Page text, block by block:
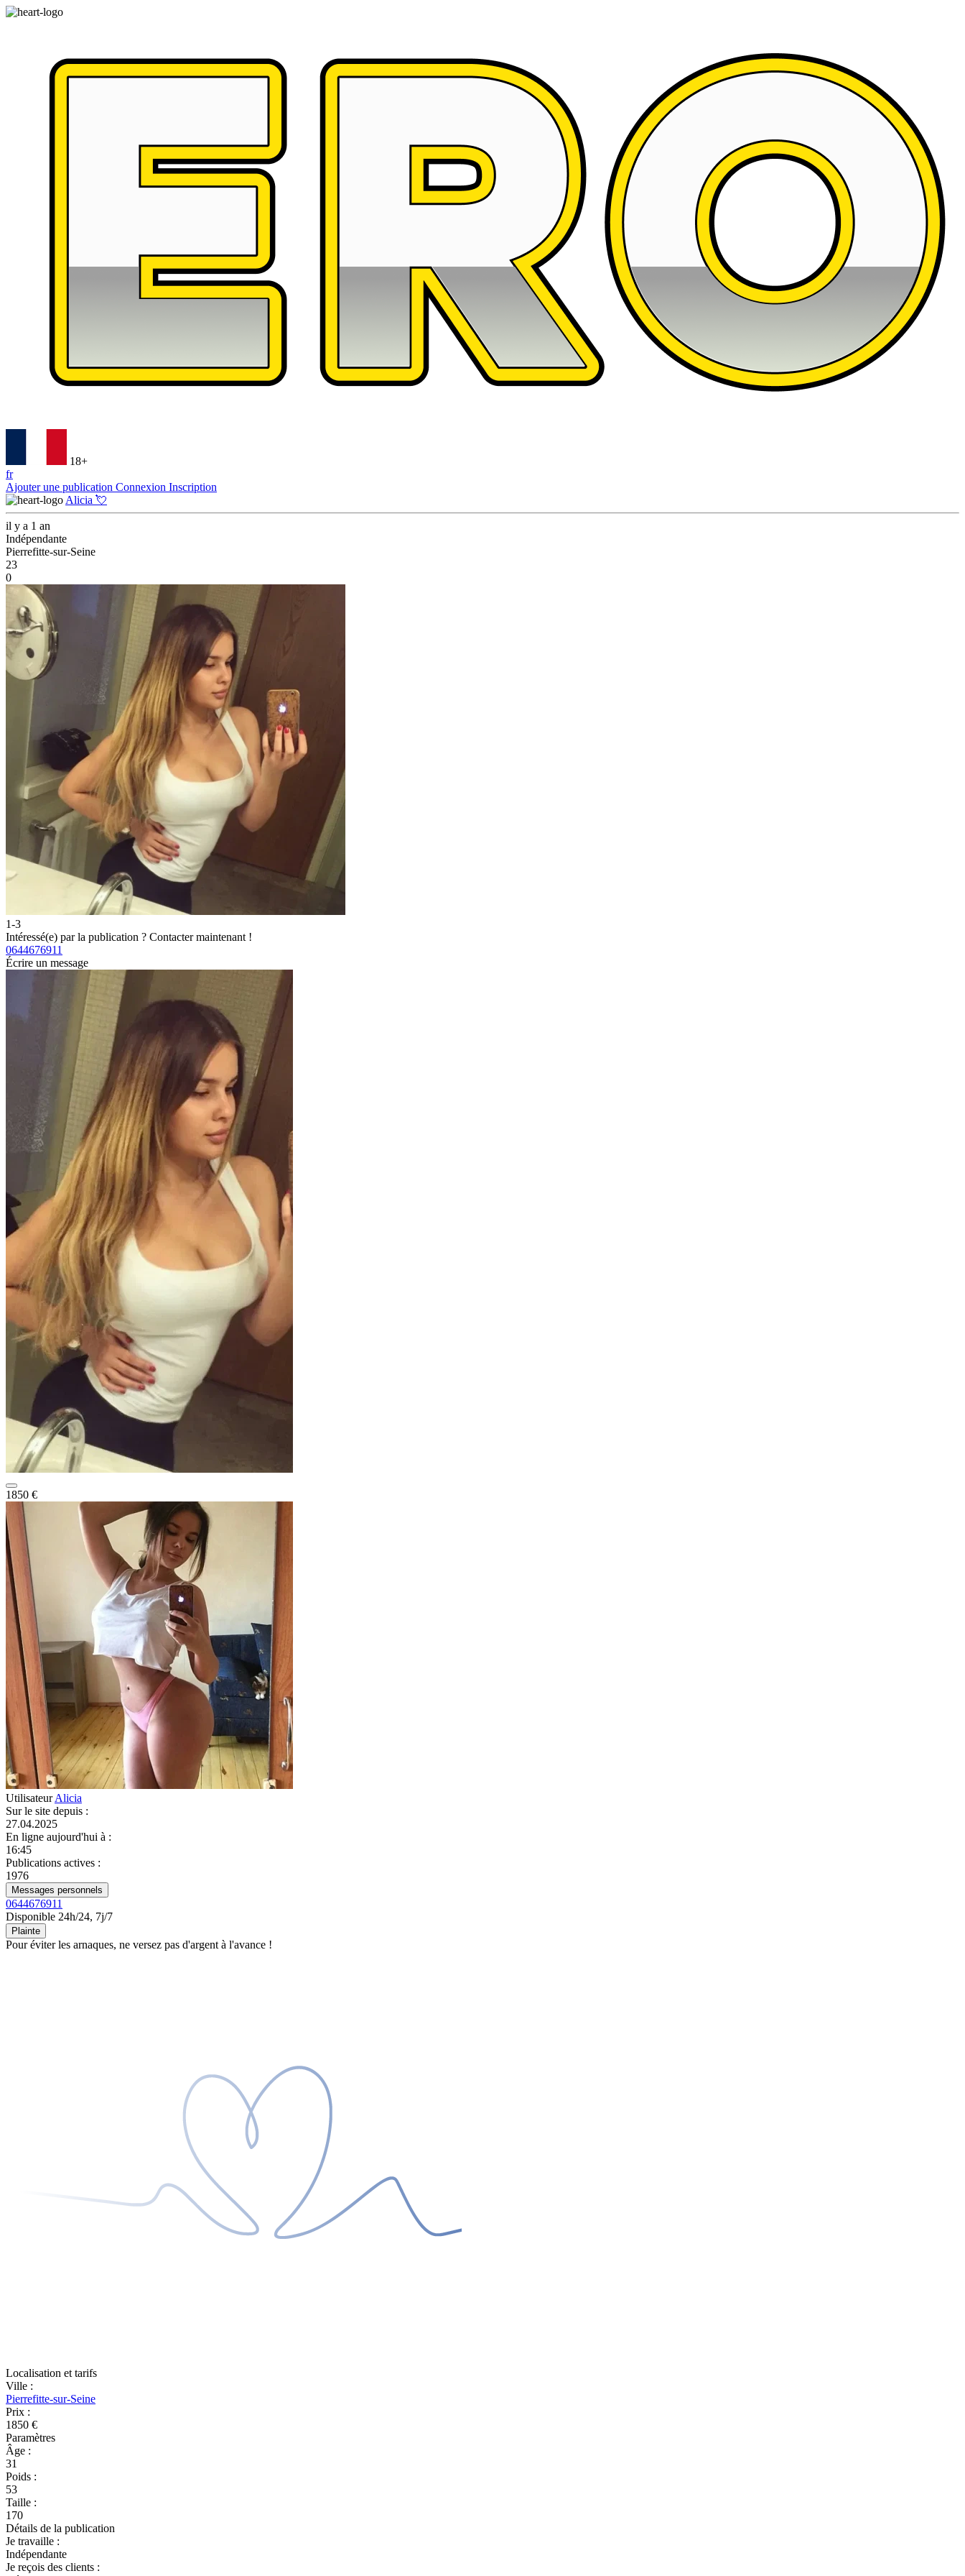
18+
fr
Ajouter une publication Connexion Inscription
Alicia 💘
il y a 1 an
Indépendante
Pierrefitte-sur-Seine
23
0
1-3
Intéressé(e) par la publication ? Contacter maintenant !
0644676911
Écrire un message
1850 €
UtilisateurAlicia
Sur le site depuis :
27.04.2025
En ligne aujourd'hui à :
16:45
Publications actives :
1976
Messages personnels
0644676911
Disponible 24h/24, 7j/7
Plainte
Pour éviter les arnaques, ne versez pas d'argent à l'avance !
Localisation et tarifs
Ville :
Pierrefitte-sur-Seine
Prix :
1850 €
Paramètres
Âge :
31
Poids :
53
Taille :
170
Détails de la publication
Je travaille :
Indépendante
Je reçois des clients :